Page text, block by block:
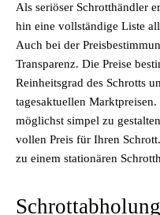
Als seriöser Schrotthändler
hin eine vollständige Liste
Auch bei der
Transparenz. Die Preise
Reinheitsgrad des Schrotts
tagesaktuellen
möglichst simpel zu
vollen Preis für Ihren
zu einem stationären